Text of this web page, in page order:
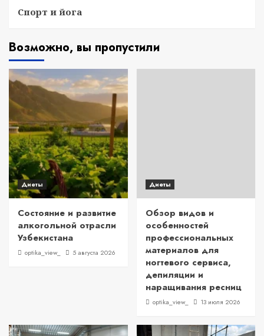
Спорт и йога
Возможно, вы пропустили
Диеты
Состояние и развитие
алкогольной отрасли
Узбекистана
optika_view_ 5 августа 2026
Диеты
Обзор видов и
особенностей
профессиональных
материалов для
ногтевого сервиса,
депиляции и
наращивания ресниц
optika_view_ 13 июля 2026